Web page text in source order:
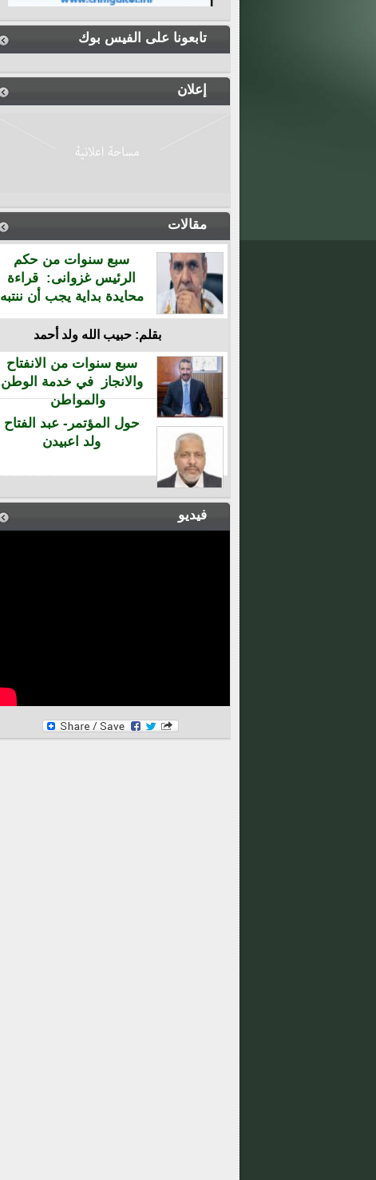
تابعونا على الفيس بوك
إعلان
مقالات
سبع سنوات من حكم
الرئيس غزوانى: قراءة
محايدة بداية يجب أن ننتبه
بقلم: حبيب الله ولد أحمد
سبع سنوات من الانفتاح
والانجاز في خدمة الوطن
والمواطن
حول المؤتمر- عبد الفتاح
ولد اعبيدن
فيديو